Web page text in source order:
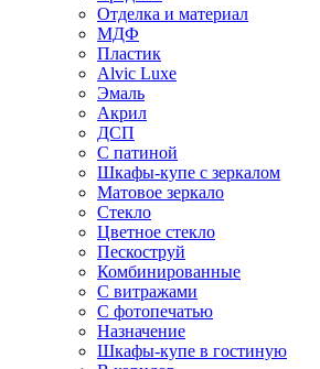
Отделка и материал
МДФ
Пластик
Alvic Luxe
Эмаль
Акрил
ДСП
С патиной
Шкафы-купе с зеркалом
Матовое зеркало
Стекло
Цветное стекло
Пескоструй
Комбинированные
С витражами
С фотопечатью
Назначение
Шкафы-купе в гостиную